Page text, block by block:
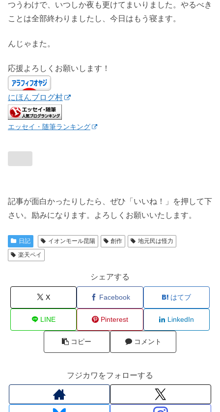
つうわけで、いつしか夜も更けてまいりました。やるべき
ことは全部終わりましたし、今日はもう寝ます。
んじゃまた。
応援よろしくお願いします！
にほんブログ村
エッセイ・随筆ランキング
記事が面白かったりしたら、ぜひ「いいね！」を押して下
さい。励みになります。よろしくお願いいたします。
日記 イオンモール昆陽 創作
地元民は怪力
楽天ペイ
シェアする
X Facebook はてブ
LINE Pinterest LinkedIn
コピー コメント
フジカワをフォローする